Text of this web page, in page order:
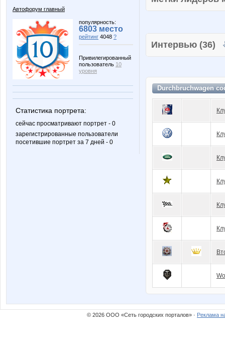
Автофорум главный
популярность:
6803 место
рейтинг 4048 ?
Привилегированный
пользователь 10
уровня
Статистика портрета:
сейчас просматривают портрет - 0
зарегистрированные пользователи
посетившие портрет за 7 дней - 0
Интервью (36)
Durchbruchwagen
© 2026 ООО «Сеть городских порталов» · Реклама